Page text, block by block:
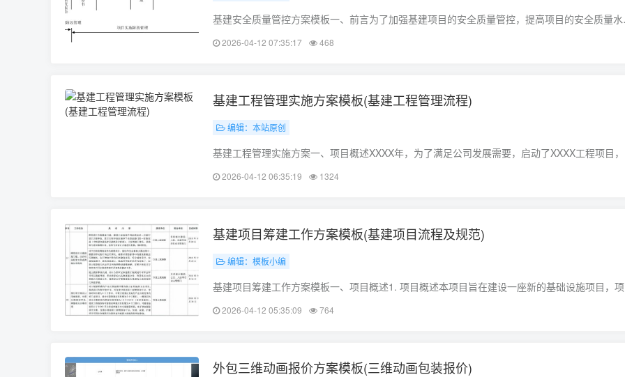
基建安全质量管控方案模板一、前言为了加强基建项目的安全质量管控，提高项目的安全质量水
基建项目的安全质量，为国家和人民的财产安全保驾护航。二、管……
2026-04-12 07:35:17 468
基建工程管理实施方案模板(基建工程管理流程)
编辑：本站原创
基建工程管理实施方案一、项目概述XXXX年，为了满足公司发展需要，启动了XXXX工程项目
量，提高项目管理水平，制定本基建工程管理实施方……
2026-04-12 06:35:19 1324
基建项目筹建工作方案模板(基建项目流程及规范)
编辑：模板小编
基建项目筹建工作方案模板一、项目概述1. 项目概述本项目旨在建设一座新的基础设施项目，
程，旨在为周边地区提供更好的交通和通信基础设施，促……
2026-04-12 05:35:09 764
外包三维动画报价方案模板(三维动画包装报价)